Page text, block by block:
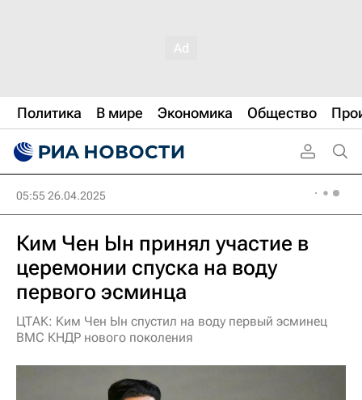
Политика В мире Экономика Общество
05:55 26.04.2025
Ким Чен Ын принял участие в
церемонии спуска на воду
первого эсминца
ЦТАК: Ким Чен Ын спустил на воду первый эсминец
ВМС КНДР нового поколения